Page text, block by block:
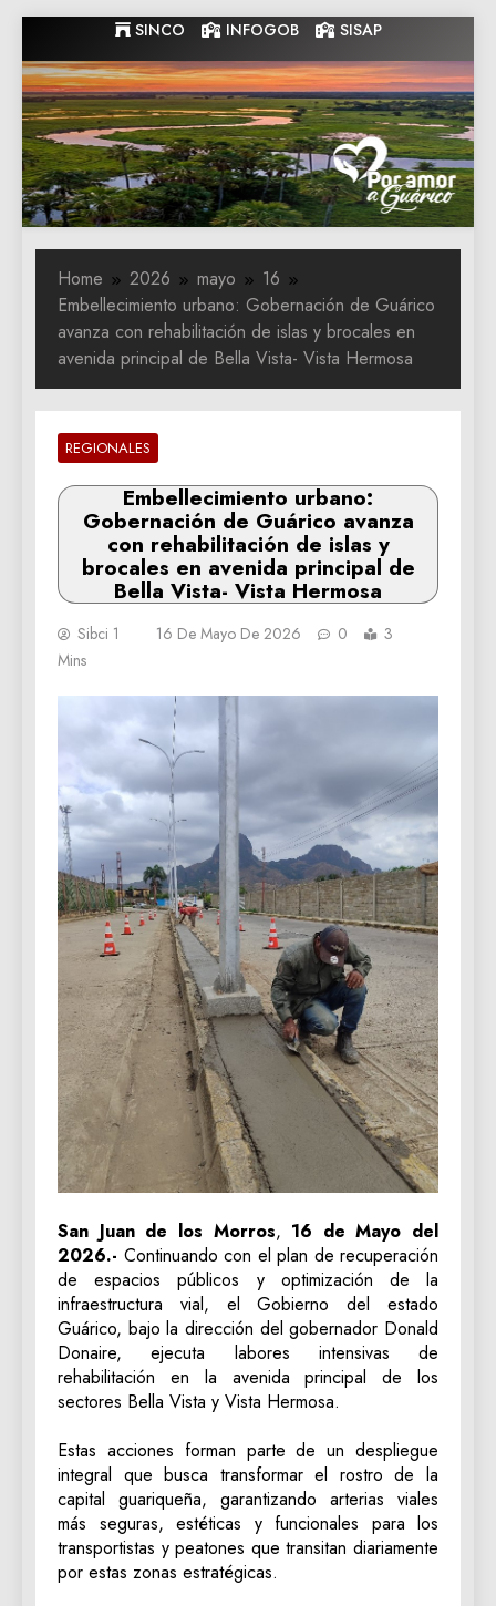
to
content
SINCO INFOGOB SISAP
Gobernacion
de Guarico
Gobernacion de Guarico
Home 2026 mayo
16
Embellecimiento urbano: Gobernación de Guárico
avanza con rehabilitación de islas y brocales en
avenida principal de Bella Vista- Vista Hermosa
REGIONALES
Embellecimiento urbano:
Gobernación de Guárico avanza
con rehabilitación de islas y
brocales en avenida principal de
Bella Vista- Vista Hermosa
Sibci 1 16 De Mayo De 2026 0
3
Mins
San Juan de los Morros, 16 de Mayo del
2026.- Continuando con el plan de recuperación
de espacios públicos y optimización de la
infraestructura vial, el Gobierno del estado
Guárico, bajo la dirección del gobernador Donald
Donaire, ejecuta labores intensivas de
rehabilitación en la avenida principal de los
sectores Bella Vista y Vista Hermosa.
‎Estas acciones forman parte de un despliegue
integral que busca transformar el rostro de la
capital guariqueña, garantizando arterias viales
más seguras, estéticas y funcionales para los
transportistas y peatones que transitan diariamente
por estas zonas estratégicas.